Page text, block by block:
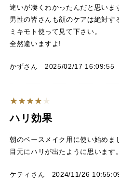
違いが凄くわかったんだと思いま
男性の皆さんも顔のケアは絶対す
ミキモト使って見て下さい。
全然違いますよ!
かずさん 2025/02/17 16:09:55
ハリ効果
朝のベースメイク用に使い始めま
目元にハリが出たように思います。
ケティさん 2024/11/26